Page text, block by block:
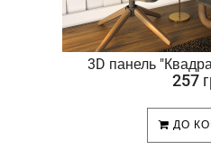
3D панель
257
ДО